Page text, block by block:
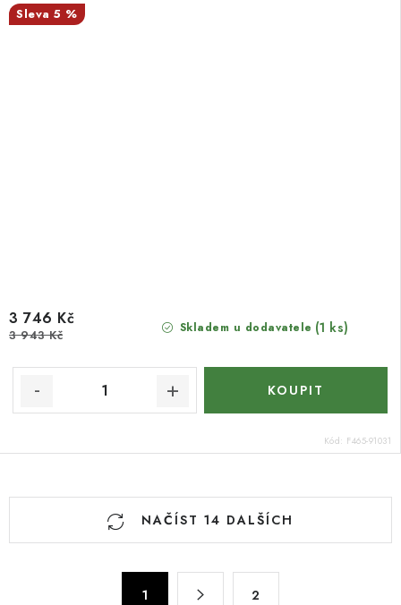
5 %
Skladem u dodavatele (1 ks)
3 746 Kč
3 943 Kč
Kód: F465-91031
O
NAČÍST 14 DALŠÍCH
1 2